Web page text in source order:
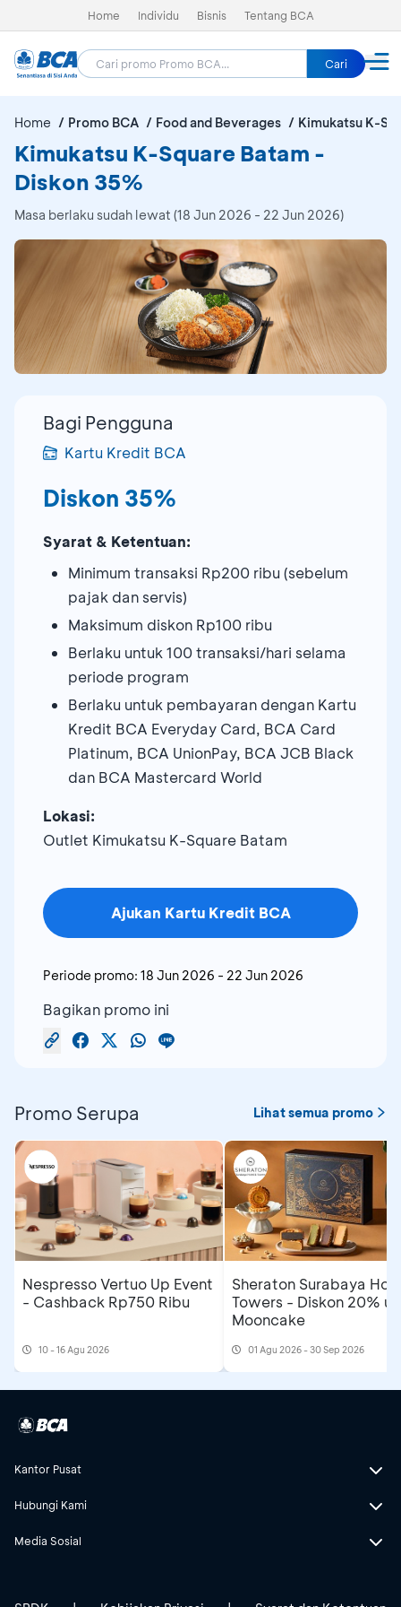
Home Individu Bisnis Tentang BCA
Cari
Home Promo BCA Food and Beverages Kimukatsu K-
Kimukatsu K-Square Batam -
Diskon 35%
Masa berlaku sudah lewat (18 Jun 2026 - 22 Jun 2026)
Bagi Pengguna
Kartu Kredit BCA
Diskon 35%
Syarat & Ketentuan:
Minimum transaksi Rp200 ribu (sebelum
pajak dan servis)
Maksimum diskon Rp100 ribu
Berlaku untuk 100 transaksi/hari selama
periode program
Berlaku untuk pembayaran dengan Kartu
Kredit BCA Everyday Card, BCA Card
Platinum, BCA UnionPay, BCA JCB Black
dan BCA Mastercard World
Lokasi:
Outlet Kimukatsu K-Square Batam
Ajukan Kartu Kredit BCA
Periode promo: 18 Jun 2026 - 22 Jun 2026
Bagikan promo ini
Promo Serupa Lihat semua promo
Nespresso Vertuo Up Event
- Cashback Rp750 Ribu
10 - 16 Agu 2026
Sheraton Surabaya
Towers - Diskon 20%
Mooncake
01 Agu 2026 - 30 Sep 2026
Kantor Pusat
Hubungi Kami
Media Sosial